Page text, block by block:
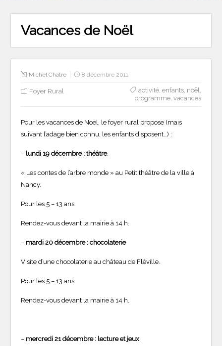
Vacances de Noël
Michel Chatre 8 décembre 2011
Foyer Rural activité, enfants, noël
programme, vacances
Pour les vacances de Noël, le foyer rural propose (mais
suivant l’adage bien connu, les enfants disposent…) :
– lundi 19 décembre : théâtre.
« Les contes de l’arbre monde » au Petit théâtre de la ville à
Nancy.
Pour les 5 – 13 ans.
Rendez-vous devant la mairie à 14 h.
– mardi 20 décembre : chocolaterie
Visite d’une chocolaterie au château de Fléville.
Pour les 5 – 13 ans
Rendez-vous devant la mairie à 14 h.
– mercredi 21 décembre : lecture et jeux